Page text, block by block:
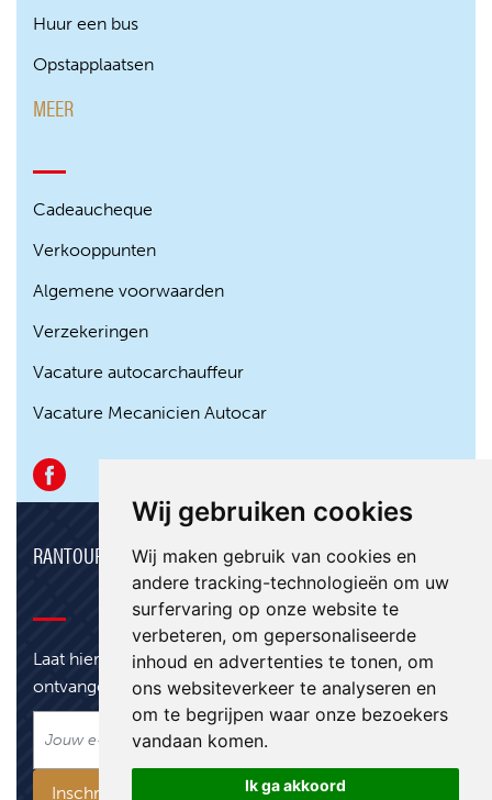
Wij gebruiken cookies
Wij maken gebruik van cookies en
andere tracking-technologieën om uw
surfervaring op onze website te
verbeteren, om gepersonaliseerde
inhoud en advertenties te tonen, om
ons websiteverkeer te analyseren en
om te begrijpen waar onze bezoekers
vandaan komen.
Ik ga akkoord
Huur een bus
Opstapplaatsen
MEER
Cadeaucheque
Verkooppunten
Algemene voorwaarden
Verzekeringen
Vacature autocarchauffeur
Vacature Mecanicien Autocar
RANTOUR NIEUWSBRIEF
Laat hier je e-mail achter om onze nieuwsbrief te
ontvangen.
Inschrijven